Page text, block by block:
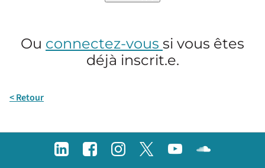
Ou connectez-vous si vous êtes
déjà inscrit.e.
< Retour